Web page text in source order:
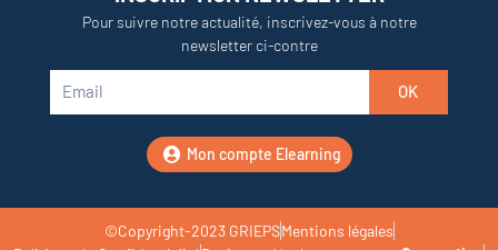
Pour suivre notre actualité, inscrivez-vous à notre
newsletter ci-contre
OK
Mon compte Elearning
©Copyright-2023 GRIEPSMentions légales